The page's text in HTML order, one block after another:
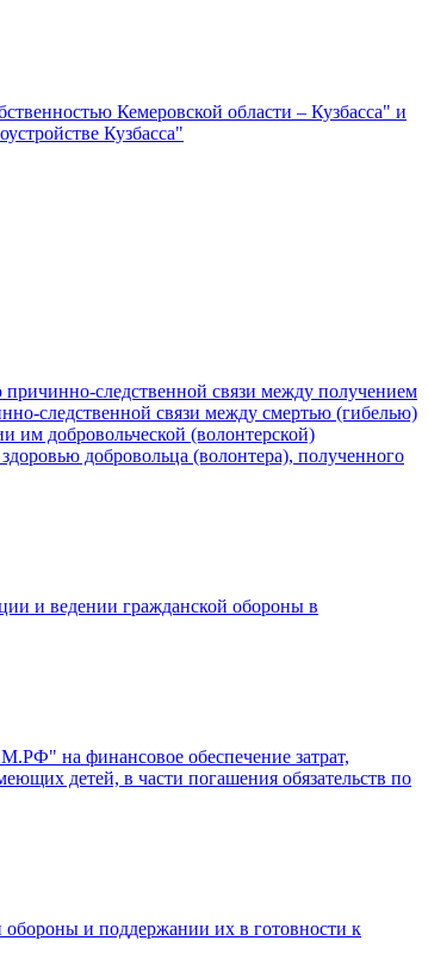
Кемеровской области – Кузбасса" и
Кузбасса"
следственной связи между получением
следственной связи между смертью (гибелью)
им добровольческой (волонтерской)
добровольца (волонтера), полученного
и ведении гражданской обороны в
на финансовое обеспечение затрат,
детей, в части погашения обязательств по
и поддержании их в готовности к